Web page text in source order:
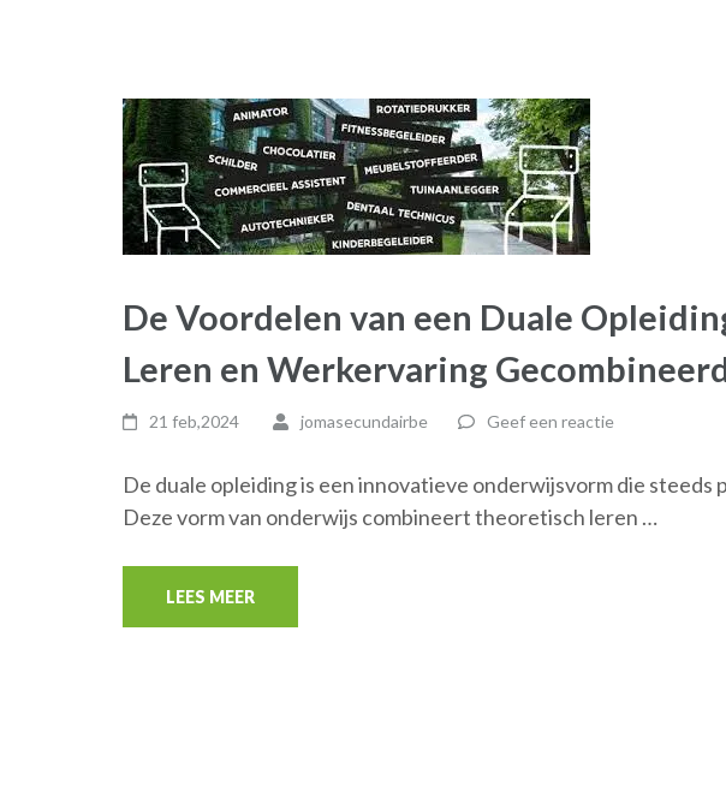
De Voordelen van een Duale
Leren en Werkervaring
21 feb,2024 jomasecundairbe Geef een reactie
De duale opleiding is een innovatieve onderwijsvorm die steeds
Deze vorm van onderwijs combineert theoretisch leren …
LEES MEER